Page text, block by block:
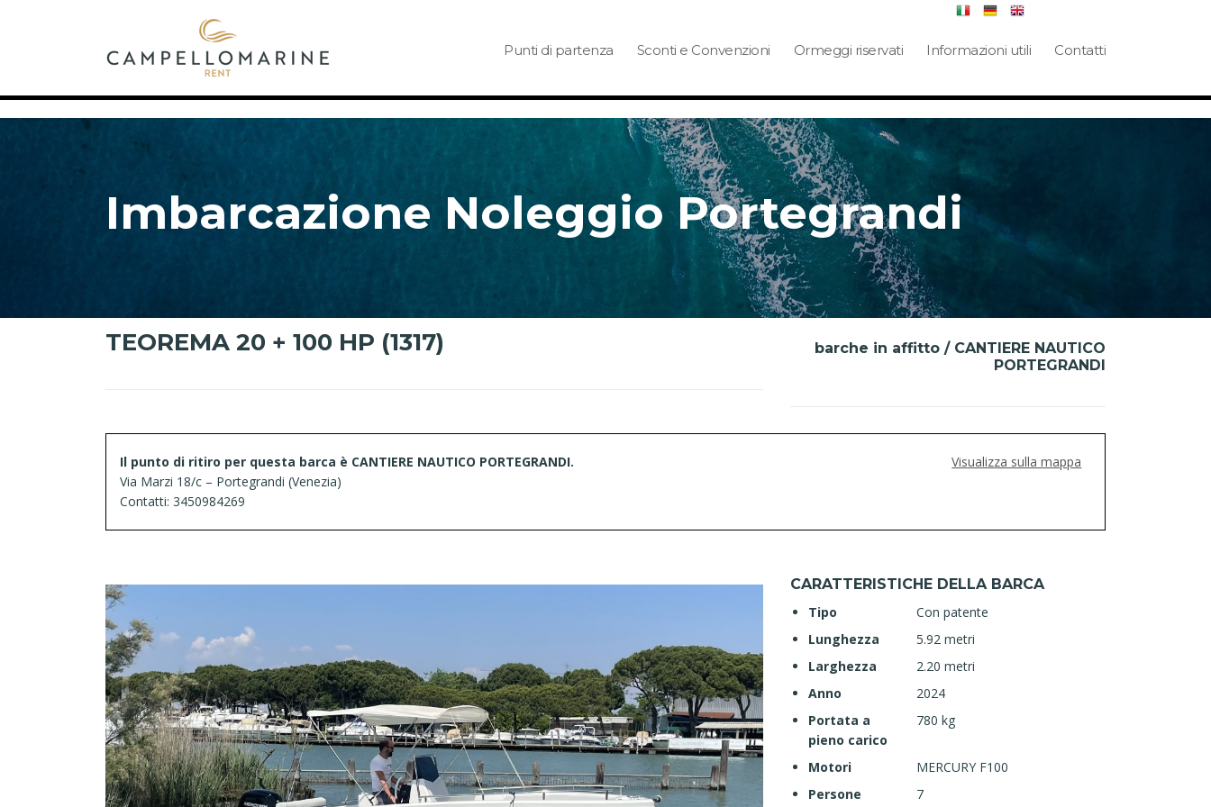
Punti di partenza Sconti e Convenzioni Ormeggi riservati Informazioni utili Contatti
Imbarcazione Noleggio Portegrandi
TEOREMA 20 + 100 HP (1317)
barche in affitto / CANTIERE NAUTICO
PORTEGRANDI
Il punto di ritiro per questa barca è CANTIERE NAUTICO PORTEGRANDI.
Via Marzi 18/c – Portegrandi (Venezia)
Contatti: 3450984269
Visualizza sulla mappa
CARATTERISTICHE DELLA BARCA
Tipo
Con patente
Lunghezza
5.92 metri
Larghezza
2.20 metri
Anno
2024
Portata a
pieno carico
780 kg
Motori
MERCURY F100
Persone
7